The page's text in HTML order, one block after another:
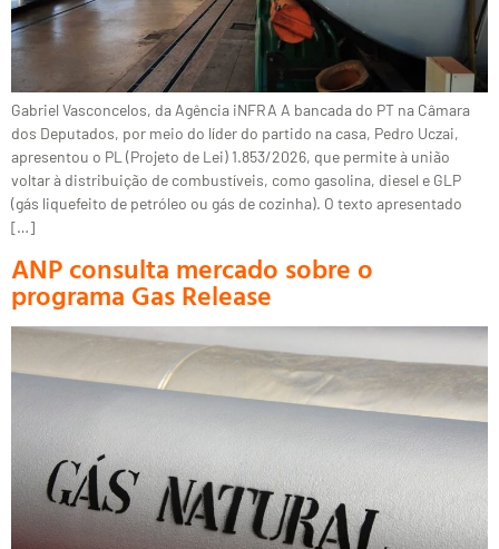
Gabriel Vasconcelos, da Agência iNFRA A bancada do PT na Câmara
dos Deputados, por meio do líder do partido na casa, Pedro Uczai,
apresentou o PL (Projeto de Lei) 1.853/2026, que permite à união
voltar à distribuição de combustíveis, como gasolina, diesel e GLP
(gás liquefeito de petróleo ou gás de cozinha). O texto apresentado
[…]
ANP consulta mercado sobre o
programa Gas Release